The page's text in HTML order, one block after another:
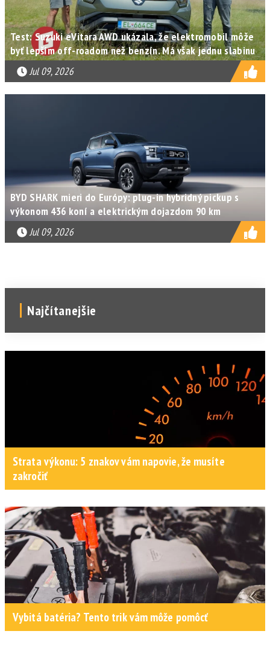
Test: Suzuki eVitara AWD ukázala, že elektromobil môže
byť lepším off-roadom než benzín. Má však jednu slabinu
Jul 09, 2026
BYD SHARK mieri do Európy: plug-in hybridný pickup s
výkonom 436 koní a elektrickým dojazdom 90 km
Jul 09, 2026
Najčítanejšie
Strata výkonu: 5 znakov vám napovie, že musíte
zakročiť
Vybitá batéria? Tento trik vám môže pomôcť